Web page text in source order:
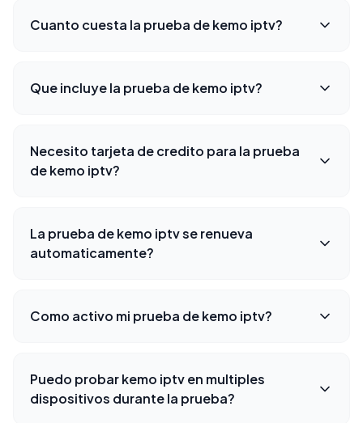
Cuanto cuesta la prueba de kemo iptv?
Que incluye la prueba de kemo iptv?
Necesito tarjeta de credito para la prueba
de kemo iptv?
La prueba de kemo iptv se renueva
automaticamente?
Como activo mi prueba de kemo iptv?
Puedo probar kemo iptv en multiples
dispositivos durante la prueba?